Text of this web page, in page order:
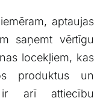
aptaujas
saņemt vērtīgu
locekļiem, ⁢kas
produktus un
ir arī attiecību